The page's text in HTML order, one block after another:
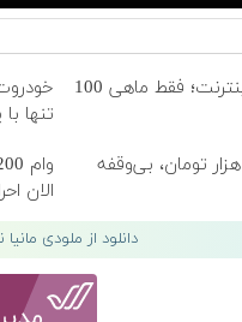
3000 گیگ اینترنت؛ فقط ماهی 100
تنها
با ماهی 100 هزار تومان، بی‌وقفه
الان
دانلود از ملودی